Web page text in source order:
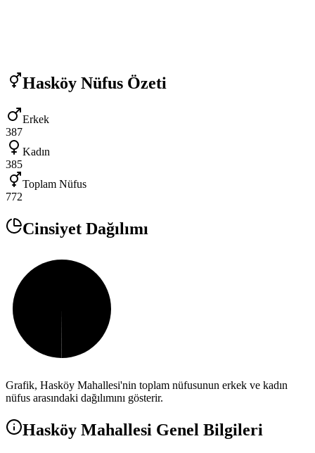
Hasköy Nüfus Özeti
Erkek
387
Kadın
385
Toplam Nüfus
772
Cinsiyet Dağılımı
Grafik, Hasköy Mahallesi'nin toplam nüfusunun erkek ve kadın
nüfus arasındaki dağılımını gösterir.
Hasköy Mahallesi Genel Bilgileri